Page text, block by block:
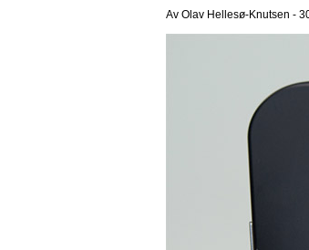
Av Olav Hellesø-Knutsen -